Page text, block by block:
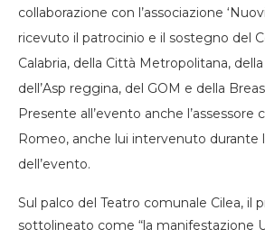
collaborazione con l’associazione
ricevuto il patrocinio e il sostegno del
Calabria, della Città Metropolitana,
dell’Asp reggina, del GOM e della
Presente all’evento anche l’assessore
Romeo, anche lui intervenuto durante
dell’evento.
Sul palco del Teatro comunale Cilea, il
sottolineato come “la manifestazione